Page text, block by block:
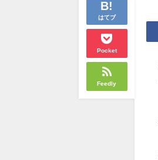
はてブ
Pocket
Feedly